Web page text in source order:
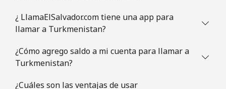
¿ LlamaElSalvador.com tiene una app para
llamar a Turkmenistan?
¿Cómo agrego saldo a mi cuenta para llamar a
Turkmenistan?
¿Cuáles son las ventajas de usar